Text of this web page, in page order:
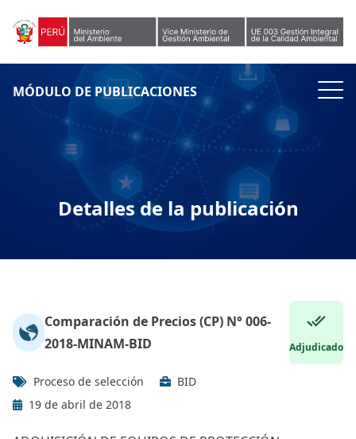
MÓDULO DE PUBLICACIONES
Detalles de la publicación
Comparación de Precios (CP) N° 006-
2018-MINAM-BID
Adjudicado
Proceso de selección
BID
19 de abril de 2018